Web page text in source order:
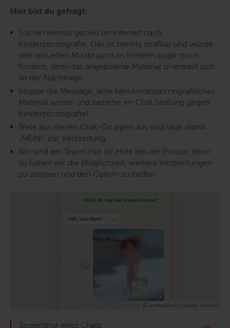
Hier bist du gefragt:
Suche niemals gezielt im Internet nach
Kinderpornografie. Das ist bereits strafbar und würde
den sexuellen Missbrauch an Kindern sogar noch
fördern, denn das angebotene Material orientiert sich
an der Nachfrage.
Stoppe die Message, leite kein kinderpornografisches
Material weiter und beziehe im Chat Stellung gegen
Kinderpornografie!
Trete aus diesen Chat-Gruppen aus und sage damit
„NEIN!“ zur Verbreitung.
Wir sind ein Team! Hol dir Hilfe bei der Polizei, denn
so haben wir die Möglichkeit, weitere Verbreitungen
zu stoppen und den Opfern zu helfen.
© Landespolizei Schleswig-Holstein
Screenshot eines Chats